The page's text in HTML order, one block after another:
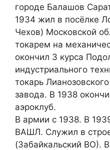
городе Балашов
1934 жил в посёлке
Чехов) Московской
токарем на
окончил 3 курса
индустриального
токарь
завода. В 1938
аэроклуб.
В армии с 1938. В
ВАШЛ. Служил в
(Забайкальский ВО).